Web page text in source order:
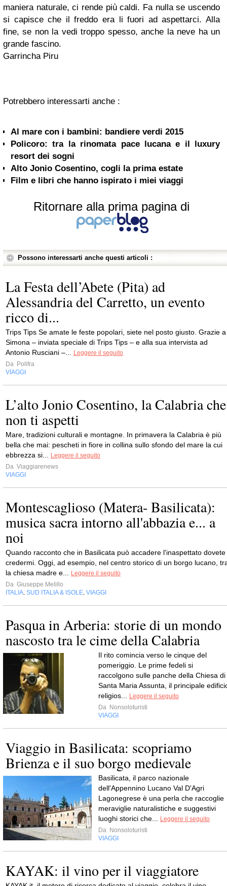
maniera naturale, ci rende più caldi. Fa nulla se uscendo
si capisce che il freddo era li fuori ad aspettarci. Alla
fine, se non la vedi troppo spesso, anche la neve ha un
grande fascino.
Garrincha Piru
Potrebbero interessarti anche :
Al mare con i bambini: bandiere verdi 2015
Policoro: tra la rinomata pace lucana e il luxury
resort dei sogni
Alto Jonio Cosentino, cogli la prima estate
Film e libri che hanno ispirato i miei viaggi
Ritornare alla prima pagina di
Possono interessarti anche questi articoli :
La Festa dell’Abete (Pita) ad
Alessandria del Carretto, un evento
ricco di...
Trips Tips Se amate le feste popolari, siete nel posto giusto. Grazie a
Simona – inviata speciale di Trips Tips – e alla sua intervista ad
Antonio Rusciani –...
Leggere il seguito
Da Polifra
VIAGGI
L’alto Jonio Cosentino, la Calabria che
non ti aspetti
Mare, tradizioni culturali e montagne. In primavera la Calabria è più
bella che mai: pescheti in fiore in collina sullo sfondo del mare la cui
ebbrezza si...
Leggere il seguito
Da Viaggiarenews
VIAGGI
Montescaglioso (Matera- Basilicata):
musica sacra intorno all'abbazia e... a
noi
Quando racconto che in Basilicata può accadere l'inaspettato dovete
credermi. Oggi, ad esempio, nel centro storico di un borgo lucano,
la chiesa madre e...
Leggere il seguito
Da Giuseppe Melillo
ITALIA SUD ITALIA & ISOLE VIAGGI
Pasqua in Arberia: storie di un mondo
nascosto tra le cime della Calabria
Il rito comincia verso le cinque del
pomeriggio. Le prime fedeli si
raccolgono sulle panche della Chiesa di
Santa Maria Assunta, il principale
religios...
Leggere il seguito
Da Nonsoloturisti
VIAGGI
Viaggio in Basilicata: scopriamo
Brienza e il suo borgo medievale
Basilicata, il parco nazionale
dell'Appennino Lucano Val D'Agri
Lagonegrese è una perla che raccoglie
meraviglie naturalistiche e suggestivi
luoghi storici che...
Leggere il seguito
Da Nonsoloturisti
VIAGGI
KAYAK: il vino per il viaggiatore